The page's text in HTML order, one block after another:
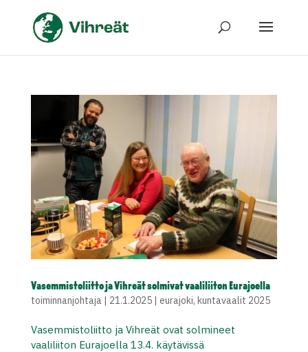
Vasemmistoliitto ja Vihreät solmivat vaaliliiton Eurajoella
toiminnanjohtaja| 21.1.2025| eurajoki, kuntavaalit 2025
Vasemmistoliitto ja Vihreät ovat solmineet
vaaliliiton Eurajoella 13.4. käytävissä